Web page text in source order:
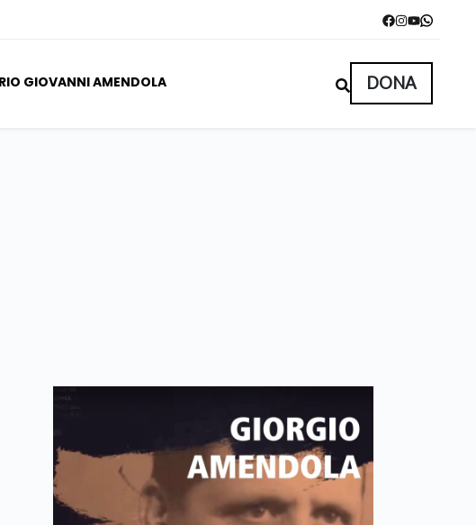
GIOVANNI AMENDOLA DONA